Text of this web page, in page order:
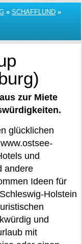
» SCHAFFLUND »
zur Miete
glücklichen
und
andere
Ideen für
Holstein
und
mit